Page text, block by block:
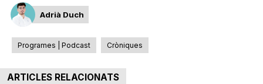
Adrià Duch
Programes | Podcast Cròniques
ARTICLES RELACIONATS